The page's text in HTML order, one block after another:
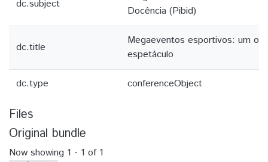
dc.subject
Docência (Pibid)
dc.title
Megaeventos esportivos: um
espetáculo
dc.type conferenceObject
Files
Original bundle
Now showing 1 - 1 of 1